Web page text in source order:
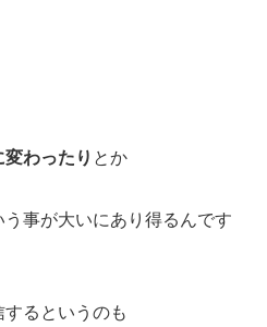
変わったり とか
う事が大いにあり得るんです
るというのも